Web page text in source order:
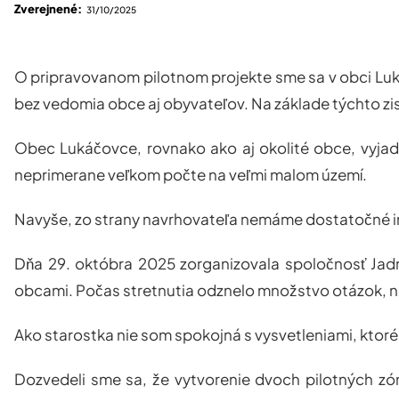
Zverejnené: 31/10/2025
O pripravovanom pilotnom projekte sme sa v obci
bez vedomia obce aj obyvateľov. Na základe týchto
Obec Lukáčovce, rovnako ako aj okolité obce,
neprimerane veľkom počte na veľmi malom území.
Navyše, zo strany navrhovateľa nemáme
Dňa 29. októbra 2025 zorganizovala spoločnosť
obcami. Počas stretnutia odznelo množstvo otázok,
Ako starostka nie som spokojná s vysvetleniami,
Dozvedeli sme sa, že vytvorenie dvoch pilotných